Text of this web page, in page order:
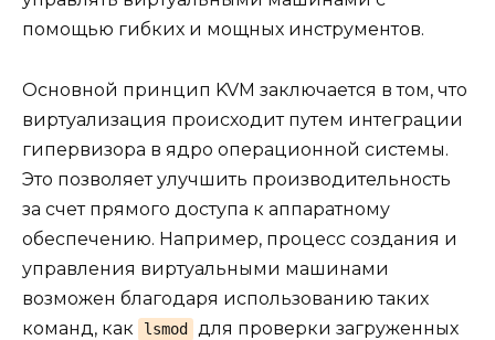
помощью гибких и мощных инструментов.
Основной принцип KVM заключается в том, что
виртуализация происходит путем интеграции
гипервизора в ядро операционной системы.
Это позволяет улучшить производительность
за счет прямого доступа к аппаратному
обеспечению. Например, процесс создания и
управления виртуальными машинами
возможен благодаря использованию таких
команд, как
lsmod
для проверки загруженных